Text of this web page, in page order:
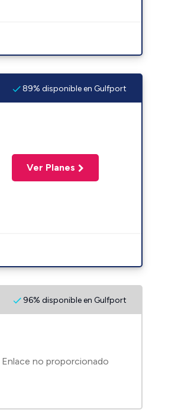
89% disponible en Gulfport
Ver Planes
96% disponible en Gulfport
Enlace no proporcionado